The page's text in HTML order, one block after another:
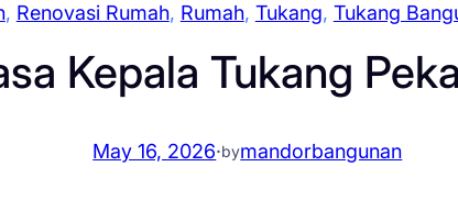
, Renovasi Rumah, Rumah, Tukang, Tukang
Kepala Tukang
May 16, 2026·bymandorbangunan